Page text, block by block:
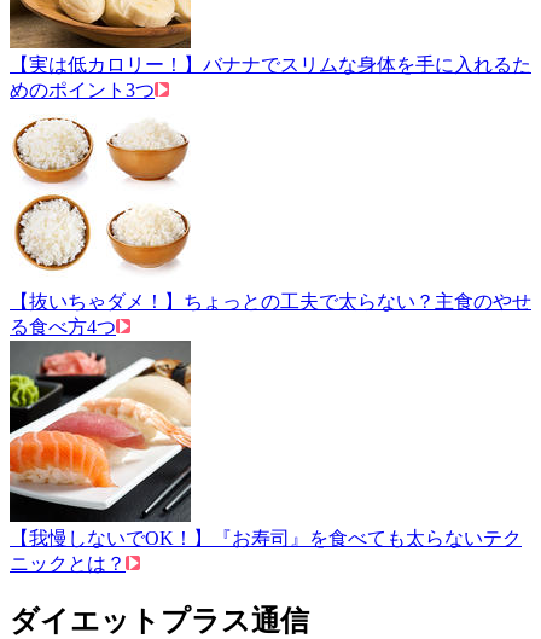
【実は低カロリー！】バナナでスリムな身体を手に入れるた
めのポイント3つ
【抜いちゃダメ！】ちょっとの工夫で太らない？主食のやせ
る食べ方4つ
【我慢しないでOK！】『お寿司』を食べても太らないテク
ニックとは？
ダイエットプラス通信